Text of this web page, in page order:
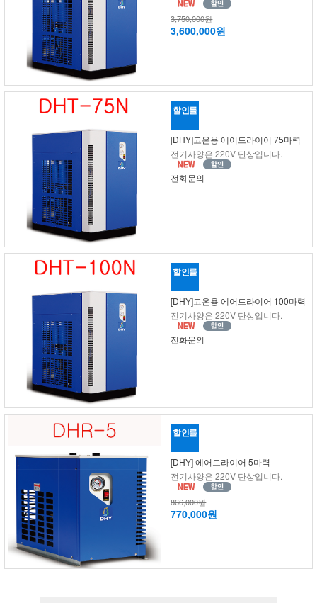
3,750,000원
3,600,000원
할인률
[DHY]고온용 에어드라이어 75마력
전기사양은 220V 단상입니다.
전화문의
할인률
[DHY]고온용 에어드라이어 100마력
전기사양은 220V 단상입니다.
전화문의
할인률
[DHY] 에어드라이어 5마력
전기사양은 220V 단상입니다.
866,000원
770,000원